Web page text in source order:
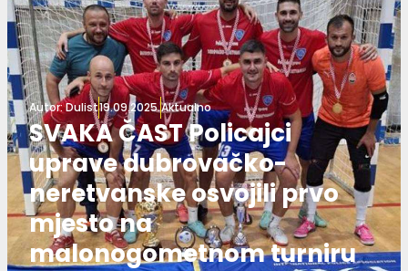
Autor:Dulist19.09.2025.Aktualno
SVAKA ČAST Policajci
uprave dubrovačko-
neretvanske osvojili prvo
mjesto na
malonogometnom turniru